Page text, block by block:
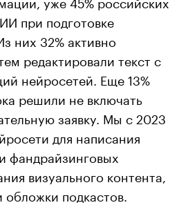
при подготовке
них 32% активно
редактировали текст с
нейросетей. Еще 13%
решили не включать
заявку. Мы с 2023
для написания
фандрайзинговых
визуального контента,
подкастов.